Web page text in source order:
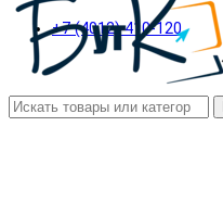
+7 (4012) 410-120